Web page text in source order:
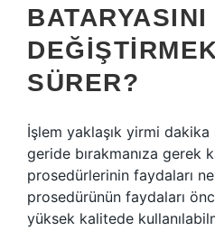
BATARYASINI
SÜRER?
İşlem yaklaşık yirmi
geride bırakmanıza gerek
prosedürlerinin faydaları
prosedürünün faydaları
yüksek kalitede